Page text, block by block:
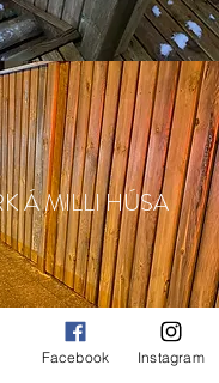
Á MILLI HÚSA
Facebook Instagram